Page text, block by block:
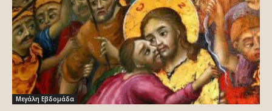
Μεγάλη Εβδομάδα